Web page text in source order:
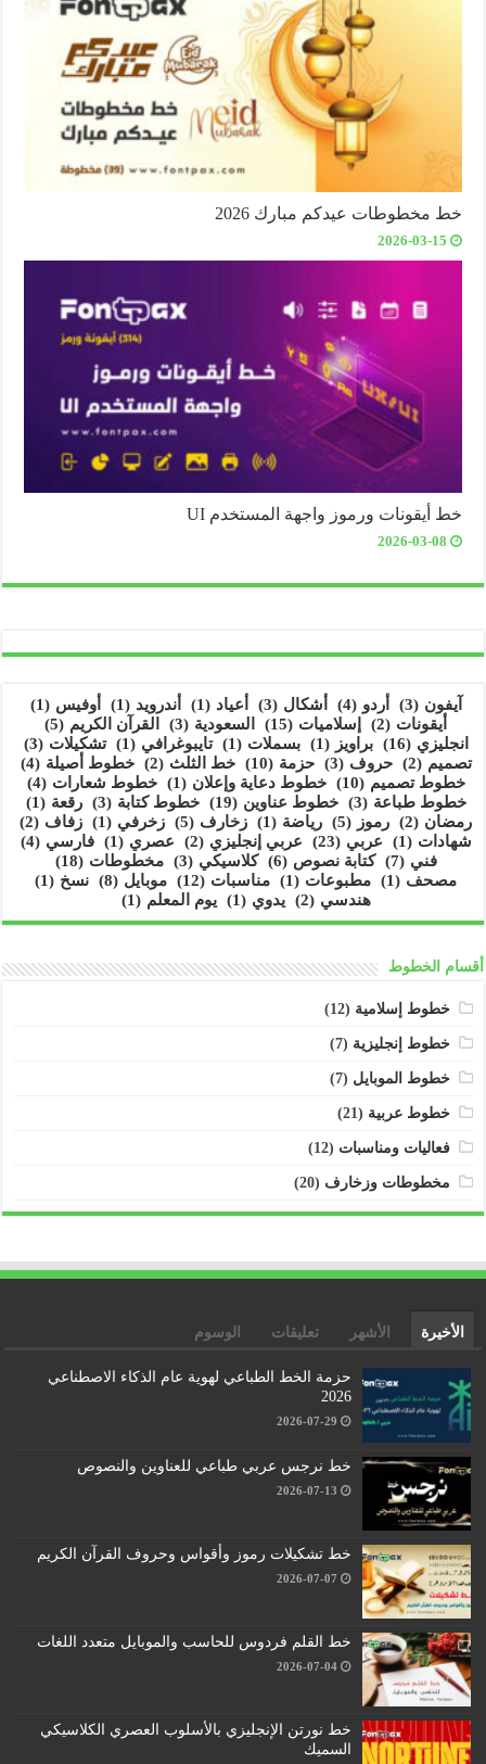
خط مخطوطات عيدكم مبارك 2026
2026-03-15
خط أيقونات ورموز واجهة المستخدم UI
2026-03-08
آيفون (3) أردو (4) أشكال (3) أعياد (1) أندرويد (1) أوفيس (1)
أيقونات (2) إسلاميات (15) السعودية (3) القرآن الكريم (5)
انجليزي (16) براويز (1) بسملات (1) تايبوغرافي (1) تشكيلات (3)
تصميم (2) حروف (3) حزمة (10) خط الثلث (2) خطوط أصيلة (4)
خطوط تصميم (10) خطوط دعاية وإعلان (1) خطوط شعارات (4)
خطوط طباعة (3) خطوط عناوين (19) خطوط كتابة (3) رقعة (1)
رمضان (2) رموز (5) رياضة (1) زخارف (5) زخرفي (1) زفاف (2)
شهادات (1) عربي (23) عربي إنجليزي (2) عصري (1) فارسي (4)
فني (7) كتابة نصوص (6) كلاسيكي (3) مخطوطات (18)
مصحف (1) مطبوعات (1) مناسبات (12) موبايل (8) نسخ (1)
هندسي (2) يدوي (1) يوم المعلم (1)
أقسام الخطوط
خطوط إسلامية (12)
خطوط إنجليزية (7)
خطوط الموبايل (7)
خطوط عربية (21)
فعاليات ومناسبات (12)
مخطوطات وزخارف (20)
الأخيرة الأشهر تعليقات الوسوم
حزمة الخط الطباعي لهوية عام الذكاء الاصطناعي
2026
2026-07-29
خط نرجس عربي طباعي للعناوين والنصوص
2026-07-13
خط تشكيلات رموز وأقواس وحروف القرآن الكريم
2026-07-07
خط القلم فردوس للحاسب والموبايل متعدد اللغات
2026-07-04
خط نورتن الإنجليزي بالأسلوب العصري الكلاسيكي
السميك